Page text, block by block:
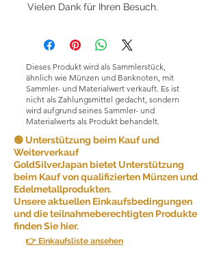
Vielen Dank für Ihren Besuch.
Dieses Produkt wird als Sammlerstück,
ähnlich wie Münzen und Banknoten, mit
Sammler- und Materialwert verkauft. Es ist
nicht als Zahlungsmittel gedacht, sondern
wird aufgrund seines Sammler- und
Materialwerts als Produkt behandelt.
🟢 Unterstützung beim Kauf und
Weiterverkauf
GoldSilverJapan bietet Unterstützung
beim Kauf von qualifizierten Münzen und
Edelmetallprodukten.
Unsere aktuellen Einkaufsbedingungen
und die teilnahmeberechtigten Produkte
finden Sie hier.
👉 Einkaufsliste ansehen